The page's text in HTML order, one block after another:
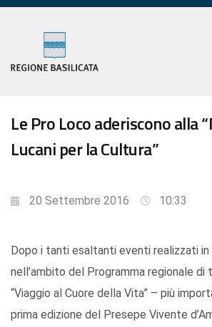
Le Pro Loco aderiscono alla
Lucani per la Cultura”
20 Settembre 2016 10:33
Dopo i tanti esaltanti eventi realizzati in
nell’ambito del Programma regionale di
“Viaggio al Cuore della Vita” – più
prima edizione del Presepe Vivente